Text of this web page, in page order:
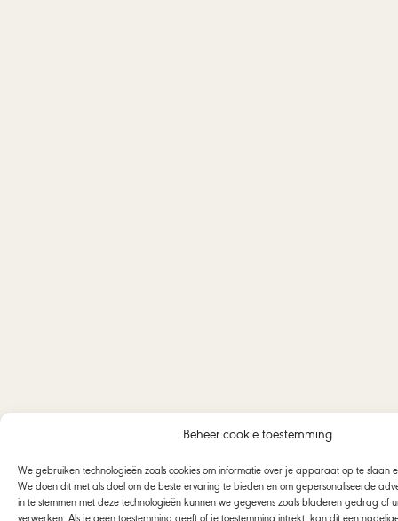
Beheer cookie toestemming
We gebruiken technologieën zoals cookies om informatie over je apparaat op te
We doen dit met als doel om de beste ervaring te bieden en om gepersonaliseerde
in te stemmen met deze technologieën kunnen we gegevens zoals bladeren gedrag of